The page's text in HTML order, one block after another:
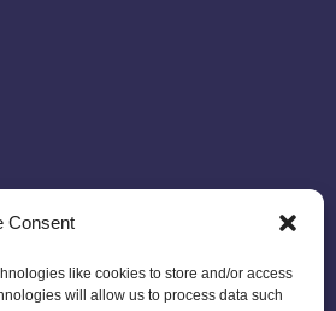
Consent
like cookies to store and/or access
will allow us to process data such